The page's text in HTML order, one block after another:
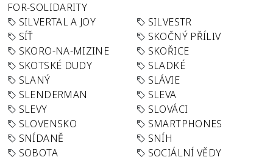
FOR-SOLIDARITY
SILVERTAL A JOY
SILVESTR
SÍŤ
SKOČNÝ PŘÍLIV
SKORO-NA-MIZINE
SKOŘICE
SKOTSKÉ DUDY
SLADKÉ
SLANÝ
SLÁVIE
SLENDERMAN
SLEVA
SLEVY
SLOVÁCI
SLOVENSKO
SMARTPHONES
SNÍDANĚ
SNÍH
SOBOTA
SOCIÁLNÍ VĚDY